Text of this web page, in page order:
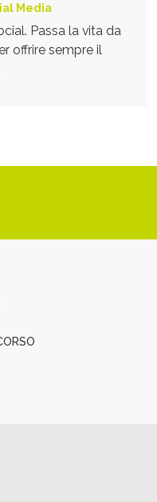
Media
Passa la vita da
offrire sempre il